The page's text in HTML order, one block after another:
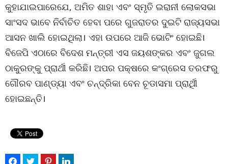
କୁହାଯାଇପାରେଯେ, ଅମିତ ଶାହା ଏବଂ ସ୍ମୃତି ଇରାନୀ ଲୋକସଭା
ସାଂସଦ ଭାବେ ନିର୍ବାଚିତ ହେବା ପରେ ଗୁଜରାତର ଦୁଇଟି ରାଜ୍ୟସଭା
ଆସନ ଖାଲି ହୋଇଥିଲା। ଏହା ଉପରେ ଆଜି ଭୋଟିଂ ହୋଇଛି।
ବିଜେପି ଏଠାରେ ବିଦେଶ ମନ୍ତ୍ରୀ ଏସ ଜୟଶଙ୍କର ଏବଂ ଜୁଗଲ
ଠାକୁରଙ୍କୁ ପ୍ରାର୍ଥୀ କରିଛି। ଅପର ପକ୍ଷରେ କଂଗ୍ରେସ ତରଫରୁ
ଗୌରବ ପାଣ୍ଡ୍ୟା ଏବଂ ଚନ୍ଦ୍ରିକା ବେନ ଚୂଡାସମା ପ୍ରାର୍ଥିୀ
ହୋଇଛନ୍ତି।